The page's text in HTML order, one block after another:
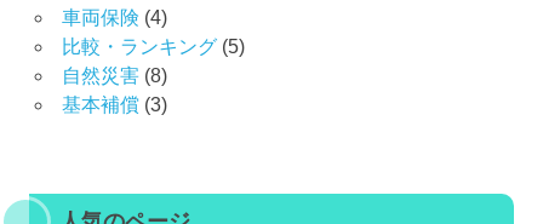
車両保険 (4)
比較・ランキング(5)
自然災害(8)
基本補償(3)